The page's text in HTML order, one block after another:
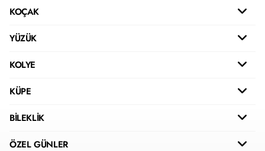
KOÇAK
YÜZÜK
KOLYE
KÜPE
BİLEKLİK
ÖZEL GÜNLER